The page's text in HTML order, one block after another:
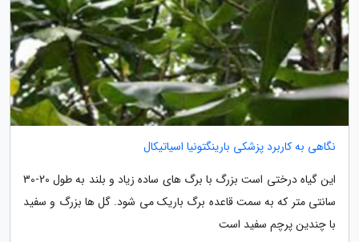
نگاهی به کاربرد پزشکی بارینگتونیا اسیاتیکال
این گیاه درختی است بزرگ با برگ های ساده زیاد و بلند به طول 20-30
سانتی متر که به سمت قاعده برگ باریک می شود. گل ها بزرگ و سفید
با چندین پرچم سفید است